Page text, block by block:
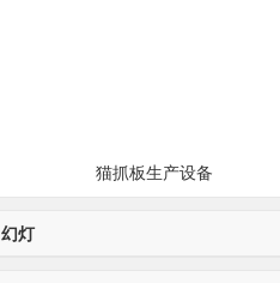
猫抓板生产设备
幻灯